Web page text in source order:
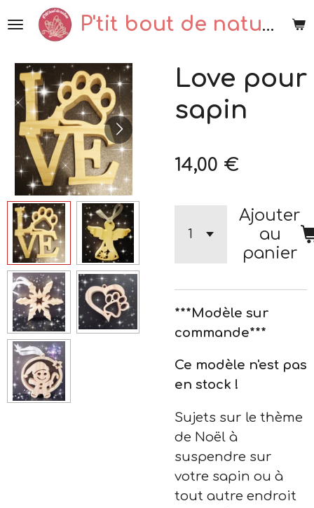
Passer
principal
P'tit bout de nature
Love pour
sapin
14,00 €
Ajouter
au
panier
***Modèle sur
commande***
Ce modèle n'est pas
en stock !
Sujets sur le thème
de Noël à
suspendre sur
votre sapin ou à
tout autre endroit